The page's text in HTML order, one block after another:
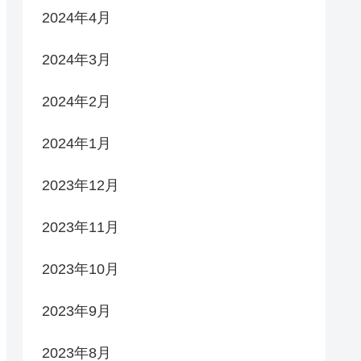
2024年4月
2024年3月
2024年2月
2024年1月
2023年12月
2023年11月
2023年10月
2023年9月
2023年8月